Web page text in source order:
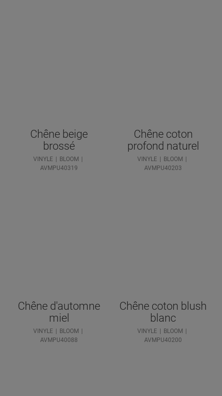
Chêne beige
brossé
VINYLE
BLOOM
AVMPU40319
Chêne coton
profond naturel
VINYLE
BLOOM
AVMPU40203
Chêne d'automne
miel
VINYLE
BLOOM
AVMPU40088
Chêne coton blush
blanc
VINYLE
BLOOM
AVMPU40200